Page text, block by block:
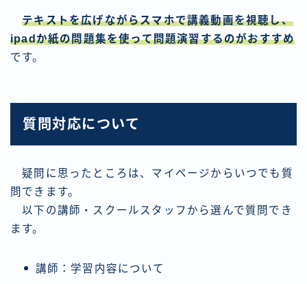
テキストを広げながらスマホで講義動画を視聴し、
ipadか紙の問題集を使って問題演習するのがおすすめ
です。
質問対応について
疑問に思ったところは、マイページからいつでも質
問できます。
以下の講師・スクールスタッフから選んで質問でき
ます。
講師：学習内容について